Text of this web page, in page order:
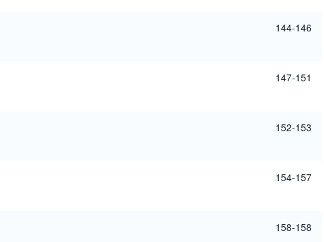
144-146
147-151
152-153
154-157
158-158